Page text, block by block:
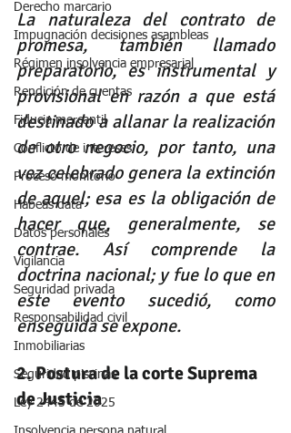
Derecho marcario
Impugnación decisiones asambleas
Régimen insolvencia empresarial
Rendición de cuentas
Fiducia mercantil
Conflicto de intereses
Proceso monitorio
Habeas data
Datos personales
Vigilancia
Seguridad privada
Responsabilidad civil
Inmobiliarias
Seguridad piscinas
Ley 2445 de 2025
La naturaleza del contrato de
promesa, también llamado
preparatorio, es instrumental y
provisional en razón a que está
destinado a allanar la realización
de otro negocio, por tanto, una
vez celebrado genera la extinción
de aquel; esa es la obligación de
hacer que, generalmente, se
contrae. Así comprende la
doctrina nacional; y fue lo que en
este evento sucedió, como
enseguida se expone.
2. Postura de la corte Suprema
de Justicia